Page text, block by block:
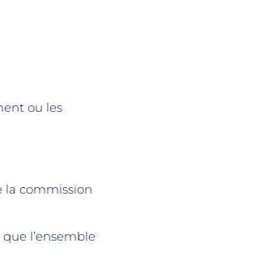
ou les
la commission
l’ensemble